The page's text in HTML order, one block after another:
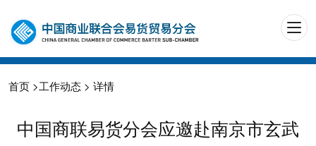
首页 >工作动态 > 详情
中国商联易货分会应邀赴南京市玄武